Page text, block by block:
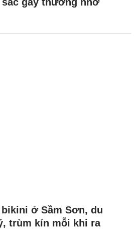
ở Sầm Sơn, du
trùm kín mỗi khi ra